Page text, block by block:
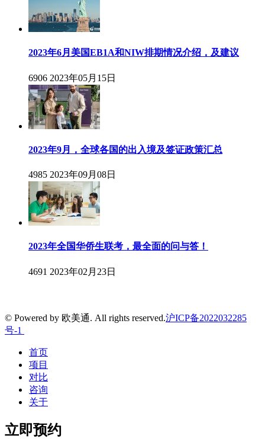
2023年6月美国EB1A和NIW排期情况介绍，及建议
6906 2023年05月15日
2023年9月，全球各国的出入境及签证政策汇总
4985 2023年09月08日
2023年全国华侨生联考，最全面的问与答！
4691 2023年02月23日
© Powered by 欧美通. All rights reserved.沪ICP备2022032285
号-1
首页
项目
对比
咨询
关于
立即预约